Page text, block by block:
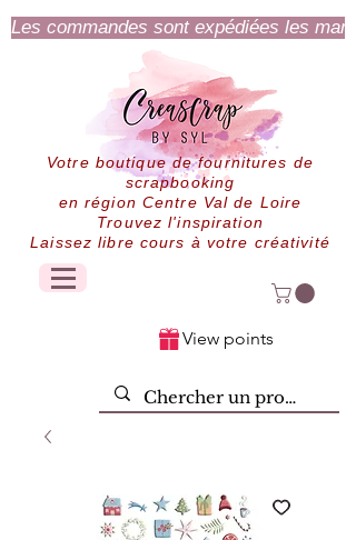
Les commandes sont expédiées les
Votre boutique de fournitures de
scrapbooking
en région Centre Val de Loire
Trouvez l'inspiration
Laissez libre cours à votre créativité
View points